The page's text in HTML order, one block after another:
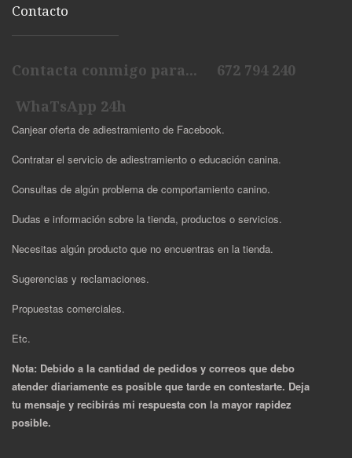
Contacto
Contacta conmigo para... 672 794 240
WhaTsApp 24h
Canjear oferta de adiestramiento de Facebook.
Contratar el servicio de adiestramiento o educación canina.
Consultas de algún problema de comportamiento canino.
Dudas e información sobre la tienda, productos o servicios.
Necesitas algún producto que no encuentras en la tienda.
Sugerencias y reclamaciones.
Propuestas comerciales.
Etc.
Nota: Debido a la cantidad de pedidos y correos que debo
atender diariamente es posible que tarde en contestarte. Deja
tu mensaje y recibirás mi respuesta con la mayor rapidez
posible.